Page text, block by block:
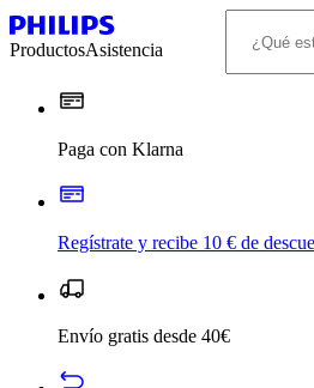
ProductosAsistencia
Paga con Klarna
Regístrate y recibe 10 € de
Envío gratis desde 40€